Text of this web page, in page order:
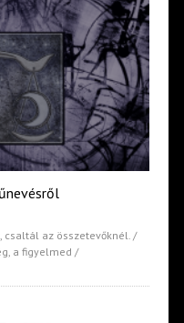
csaltál az összetevőknél. /
a figyelmed /